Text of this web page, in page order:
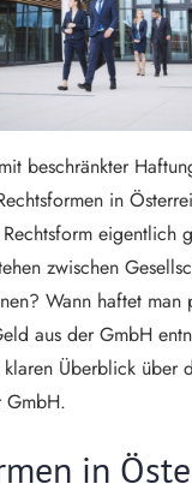
beschränkter
in
eigentlich
zwischen
Wann haftet
aus der GmbH
Überblick über
GmbH.
in